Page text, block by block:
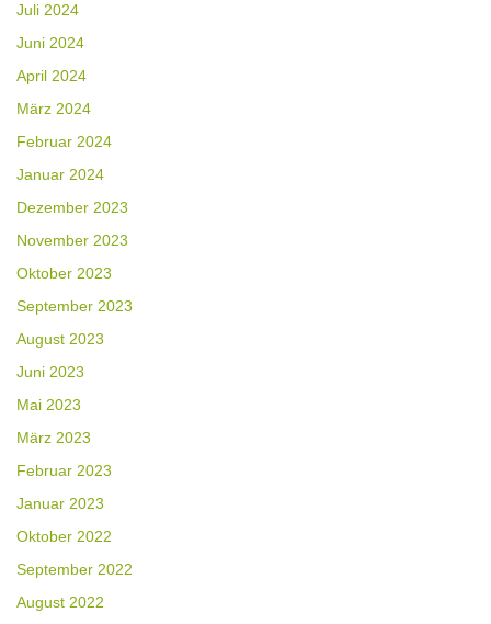
Juli 2024
Juni 2024
April 2024
März 2024
Februar 2024
Januar 2024
Dezember 2023
November 2023
Oktober 2023
September 2023
August 2023
Juni 2023
Mai 2023
März 2023
Februar 2023
Januar 2023
Oktober 2022
September 2022
August 2022